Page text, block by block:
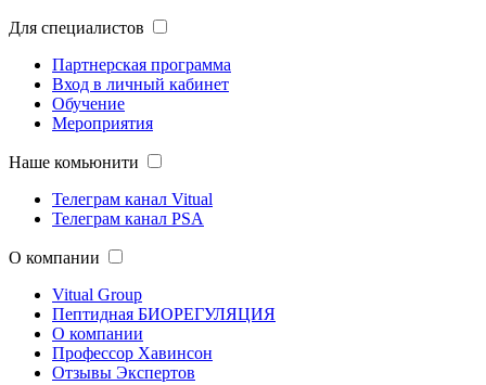
Для специалистов
Партнерская программа
Вход в личный кабинет
Обучение
Мероприятия
Наше комьюнити
Телеграм канал Vitual
Телеграм канал PSA
О компании
Vitual Group
Пептидная БИОРЕГУЛЯЦИЯ
О компании
Профессор Хавинсон
Отзывы Экспертов